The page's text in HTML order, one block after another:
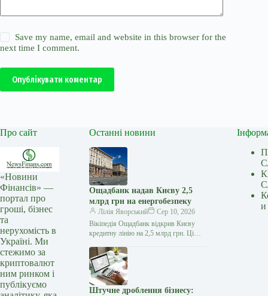
Save my name, email and website in this browser for the
next time I comment.
Опублікувати коментар
Про сайт
«Новини
Фінансів» —
портал про
гроші, бізнес
та
нерухомість в
Україні. Ми
стежимо за
криптовалют
ним ринком і
публікуємо
Останні новини
Ощадбанк надав Києву 2,5
млрд грн на енергобезпеку
Лілія Яворський
Сер 10, 2026
Вікіпедія Ощадбанк відкрив Києву
кредитну лінію на 2,5 млрд грн. Ці
стійкості громади та захист…
Штучне дроблення бізнесу:
и